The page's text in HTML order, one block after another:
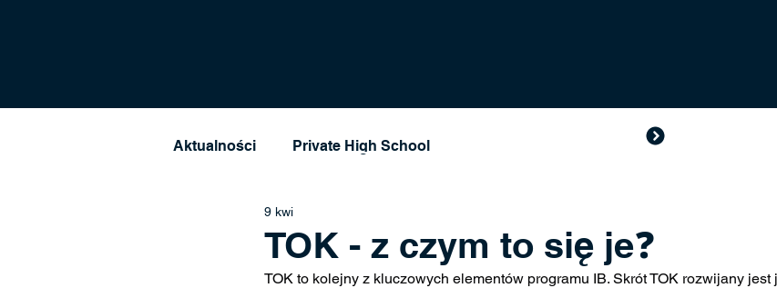
Aktualności Private High School
TOK - z czym to się je❓️
9 kwi
TOK to kolejny z kluczowych elementów programu IB. Skrót TOK rozwijany jest